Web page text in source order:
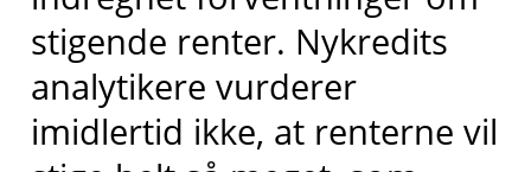
stigende renter. Nykredits
analytikere vurderer
imidlertid ikke, at renterne vil